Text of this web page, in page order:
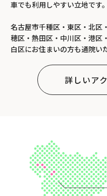
車でも利用しやすい立地です。
名古屋市千種区・東区・北区
穂区・熱田区・中川区・港区
白区にお住まいの方も通院い
詳しいア